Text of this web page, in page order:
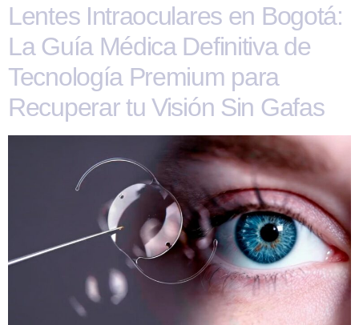
Lentes Intraoculares en Bogotá:
La Guía Médica Definitiva de
Tecnología Premium para
Recuperar tu Visión Sin Gafas